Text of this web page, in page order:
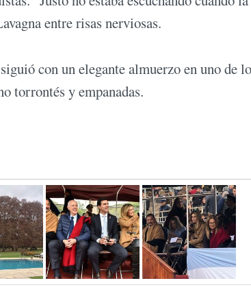
entre risas nerviosas.
con un elegante almuerzo en uno de
torrontés y empanadas.